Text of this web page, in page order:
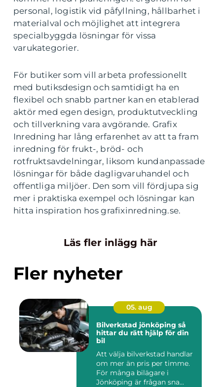
personal, logistik vid påfyllning, hållbarhet i
materialval och möjlighet att integrera
specialbyggda lösningar för vissa
varukategorier.
För butiker som vill arbeta professionellt
med butiksdesign och samtidigt ha en
flexibel och snabb partner kan en etablerad
aktör med egen design, produktutveckling
och tillverkning vara avgörande. Grafix
Inredning har lång erfarenhet av att ta fram
inredning för frukt-, bröd- och
rotfruktsavdelningar, liksom kundanpassade
lösningar för både dagligvaruhandel och
offentliga miljöer. Den som vill fördjupa sig
mer i praktiska exempel och lösningar kan
hitta inspiration hos grafixinredning.se.
Läs fler inlägg här
Fler nyheter
05. aug
Bilverkstad jönköping så
hittar du rätt hjälp för din
bil
Att välja bilverkstad handlar
om mer än pris per timme.
För många bilägare i
Jönköping är frågan sna...